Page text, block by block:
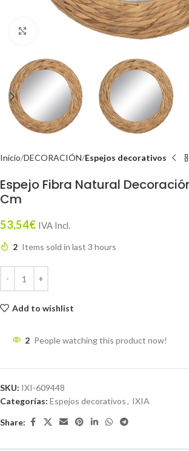
Click to enlarge
Inicio DECORACIÓN Espejos decorativos
Espejo Fibra Natural
Cm
53,54€ IVA Incl.
2 Items sold in last 3 hours
Add to wishlist
2 People watching this product now!
SKU: IXI-609448
Categorías: Espejos decorativos, IXIA
Share: